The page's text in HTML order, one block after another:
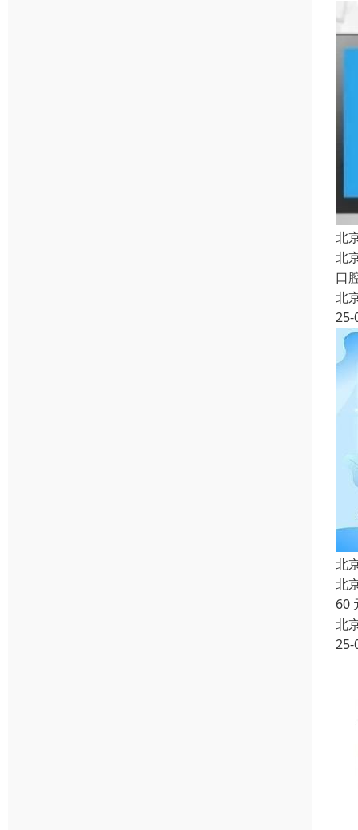
北
北
口
北
25-
北
北
60
北
25-